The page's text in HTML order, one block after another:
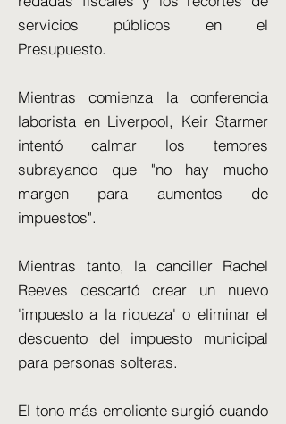
servicios públicos en el
Presupuesto.
Mientras comienza la conferencia
laborista en Liverpool, Keir Starmer
intentó calmar los temores
subrayando que "no hay mucho
margen para aumentos de
impuestos".
Mientras tanto, la canciller Rachel
Reeves descartó crear un nuevo
'impuesto a la riqueza' o eliminar el
descuento del impuesto municipal
para personas solteras.
El tono más emoliente surgió cuando